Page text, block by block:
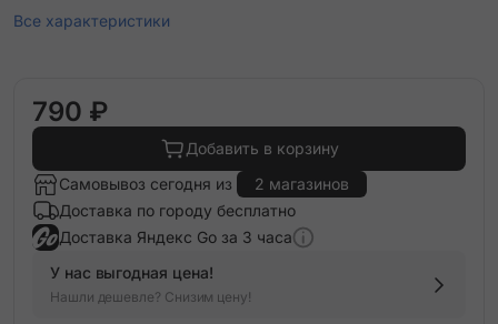
Все характеристики
790 ₽
Добавить в корзину
Самовывоз сегодня из
2 магазинов
Доставка по городу бесплатно
Доставка Яндекс Go за 3 часа
У нас выгодная цена!
Нашли дешевле? Снизим цену!